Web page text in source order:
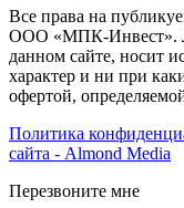
Все права на
ООО «МПК-Инвест».
данном сайте, носит
характер и ни при
офертой,
Политика
сайта - Almond Media
Перезвоните мне